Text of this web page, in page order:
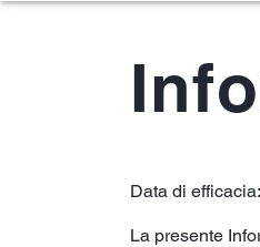
Data di
La presente